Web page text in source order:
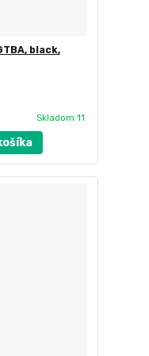
black,
Skladom 11